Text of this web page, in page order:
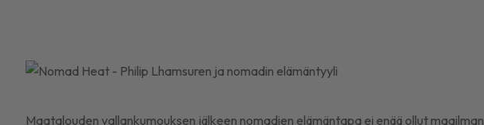
Maatalouden vallankumouksen jälkeen nomadien elämäntapa ei enää ollut